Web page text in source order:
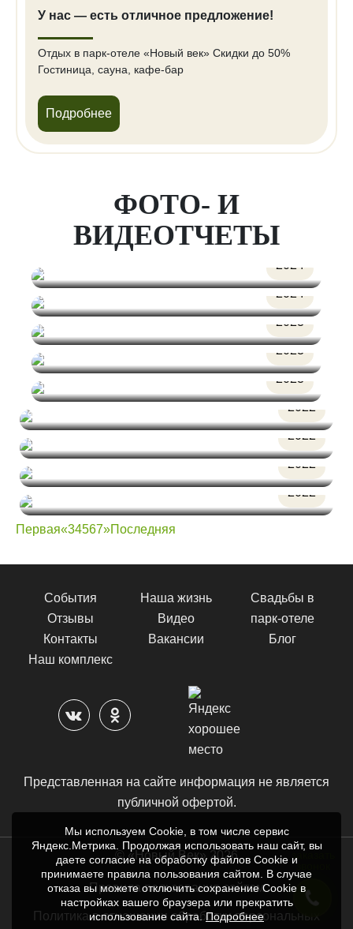
У нас — есть отличное предложение!
Отдых в парк-отеле «Новый век» Скидки до 50%
Гостиница, сауна, кафе-бар
Подробнее
ФОТО- И
ВИДЕОТЧЕТЫ
28.01.2024 Дискотека-80х
2024
26.01.2024 "Пивная вечеринка"
29/01
2024
Новогодний корпоратив
25/12
2023
16.12.2023г. "Дискотека 90-х"
18/12
2023
IMIX Энгельс Советские кинофильмы
10.12.23
18/12
2023
Финал конкурса "Лира. Голос"
13/04
2022
Масленица!
10/03
2022
STUдень
27/01
2022
Зима 2022
18/01
2022
Первая«34567»Последняя
События
Отзывы
Контакты
Наш комплекс
Наша жизнь
Видео
Вакансии
Свадьбы в
парк-отеле
Блог
Представленная на сайте информация не является
публичной офертой.
© «Новый Век» 2026
Правила пользования сайтом
Политика в отношении обработки персональных
заказать
звонок
Мы используем Cookie, в том числе сервис
Яндекс.Метрика. Продолжая использовать наш сайт, вы
даете согласие на обработку файлов Cookie и
принимаете правила пользования сайтом. В случае
отказа вы можете отключить сохранение Cookie в
настройках вашего браузера или прекратить
использование сайта.Подробнее